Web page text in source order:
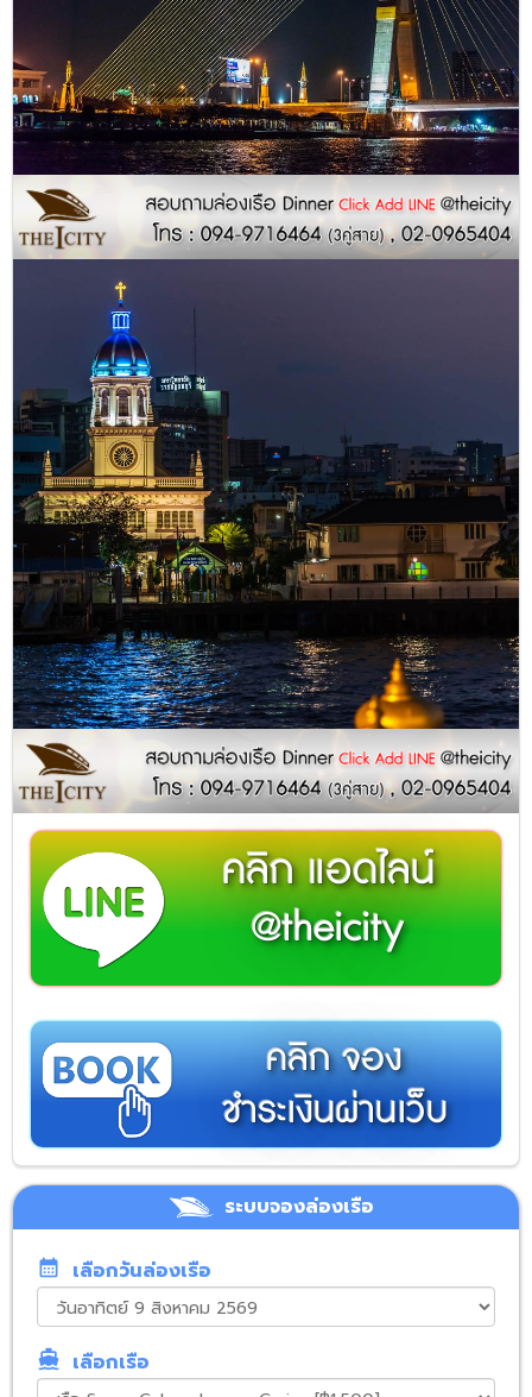
คลิก แอดไลน์
@theicity
คลิก จอง
ชำระเงินผ่านเว็บ
ระบบจองล่องเรือ
calendar_month เลือกวันล่องเรือ
directions_boat เลือกเรือ